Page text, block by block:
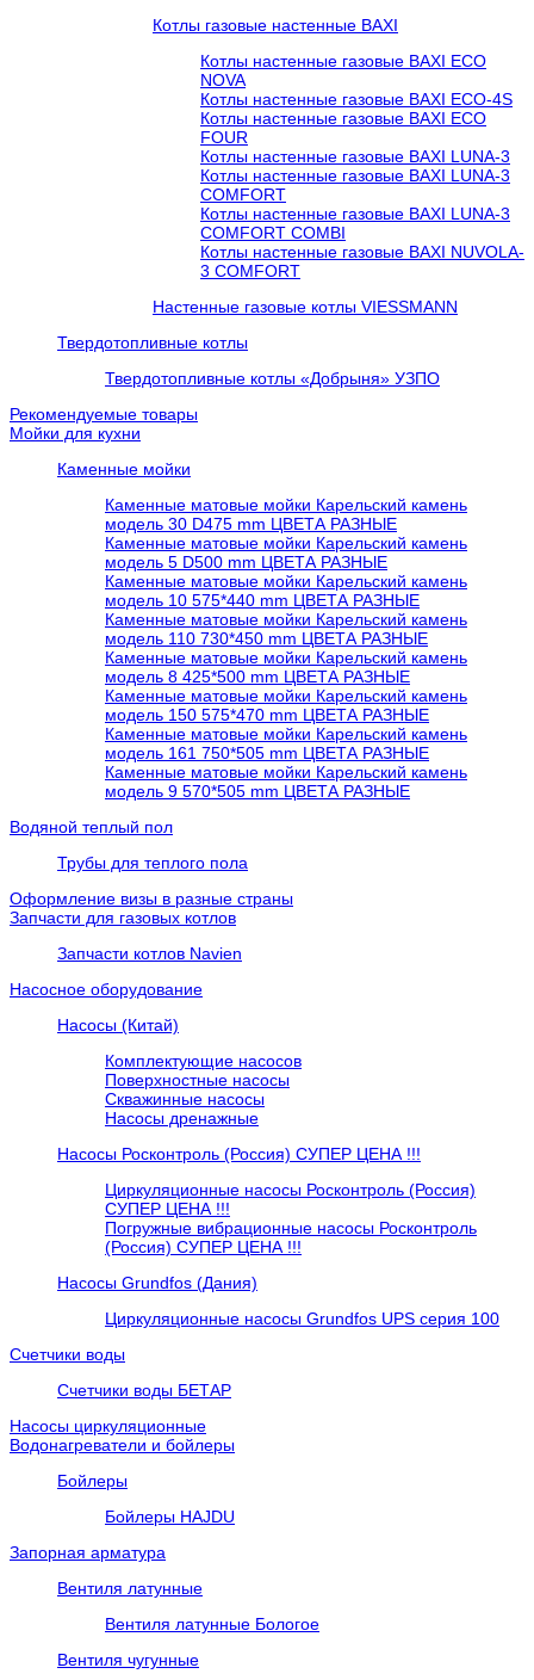
Котлы газовые настенные BAXI
Котлы настенные газовые BAXI ECO
NOVA
Котлы настенные газовые BAXI ECO-4S
Котлы настенные газовые BAXI ECO
FOUR
Котлы настенные газовые BAXI LUNA-3
Котлы настенные газовые BAXI LUNA-3
COMFORT
Котлы настенные газовые BAXI LUNA-3
COMFORT COMBI
Котлы настенные газовые BAXI NUVOLA-
3 COMFORT
Настенные газовые котлы VIESSMANN
Твердотопливные котлы
Твердотопливные котлы «Добрыня» УЗПО
Рекомендуемые товары
Мойки для кухни
Каменные мойки
Каменные матовые мойки Карельский камень
модель 30 D475 mm ЦВЕТА РАЗНЫЕ
Каменные матовые мойки Карельский камень
модель 5 D500 mm ЦВЕТА РАЗНЫЕ
Каменные матовые мойки Карельский камень
модель 10 575*440 mm ЦВЕТА РАЗНЫЕ
Каменные матовые мойки Карельский камень
модель 110 730*450 mm ЦВЕТА РАЗНЫЕ
Каменные матовые мойки Карельский камень
модель 8 425*500 mm ЦВЕТА РАЗНЫЕ
Каменные матовые мойки Карельский камень
модель 150 575*470 mm ЦВЕТА РАЗНЫЕ
Каменные матовые мойки Карельский камень
модель 161 750*505 mm ЦВЕТА РАЗНЫЕ
Каменные матовые мойки Карельский камень
модель 9 570*505 mm ЦВЕТА РАЗНЫЕ
Водяной теплый пол
Трубы для теплого пола
Оформление визы в разные страны
Запчасти для газовых котлов
Запчасти котлов Navien
Насосное оборудование
Насосы (Китай)
Комплектующие насосов
Поверхностные насосы
Скважинные насосы
Насосы дренажные
Насосы Росконтроль (Россия) СУПЕР ЦЕНА !!!
Циркуляционные насосы Росконтроль (Россия)
СУПЕР ЦЕНА !!!
Погружные вибрационные насосы Росконтроль
(Россия) СУПЕР ЦЕНА !!!
Насосы Grundfos (Дания)
Циркуляционные насосы Grundfos UPS серия 100
Счетчики воды
Счетчики воды БЕТАР
Насосы циркуляционные
Водонагреватели и бойлеры
Бойлеры
Бойлеры HAJDU
Запорная арматура
Вентиля латунные
Вентиля латунные Бологое
Вентиля чугунные